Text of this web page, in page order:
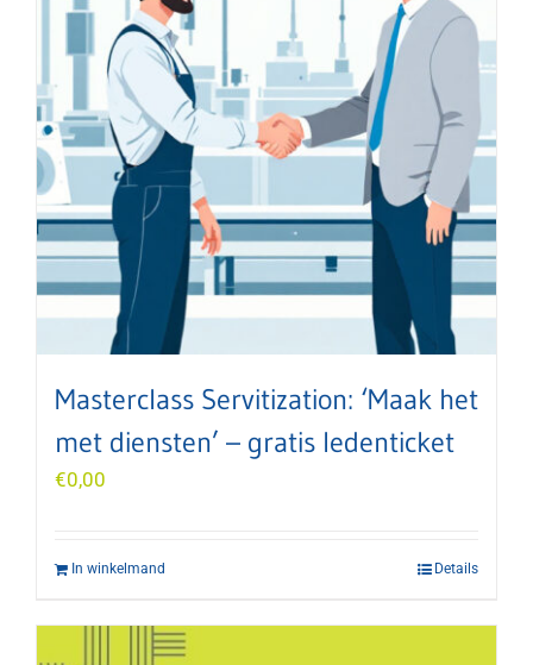
Masterclass Servitization: ‘Maak het
met diensten’ – gratis ledenticket
€0,00
In winkelmand Details